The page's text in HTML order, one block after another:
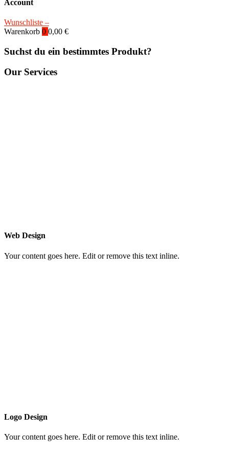
Account
Wunschliste –
Warenkorb 0 0,00 €
Suchst du ein bestimmtes Produkt?
Our Services
Web Design
Your content goes here. Edit or remove this text inline.
Logo Design
Your content goes here. Edit or remove this text inline.